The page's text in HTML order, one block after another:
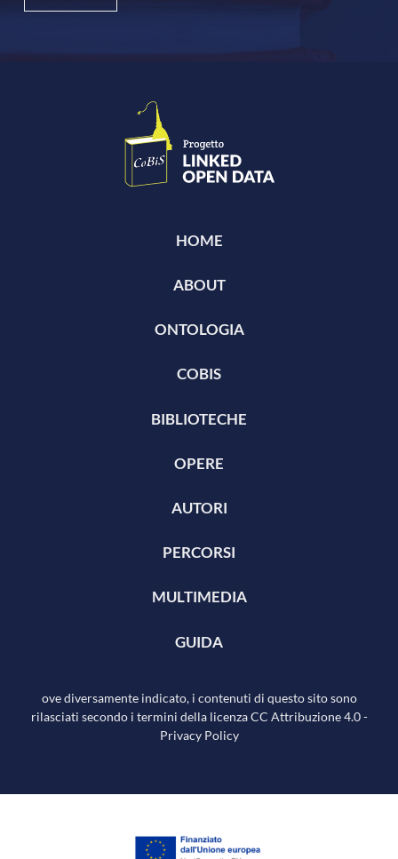
HOME
ABOUT
ONTOLOGIA
COBIS
BIBLIOTECHE
OPERE
AUTORI
PERCORSI
MULTIMEDIA
GUIDA
ove diversamente indicato, i contenuti di questo sito sono
rilasciati secondo i termini della licenza CC Attribuzione 4.0-
Privacy Policy